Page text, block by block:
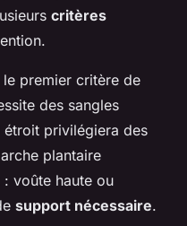
critères
premier critère de
des sangles
privilégiera des
plantaire
voûte haute ou
support nécessaire.